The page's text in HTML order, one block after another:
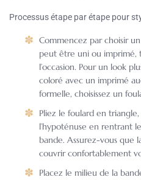
Processus étape par étape pour
Commencez par choisir
peut être uni ou
l’occasion. Pour un look
coloré avec un imprimé
formelle, choisissez un
Pliez le foulard en
l’hypoténuse en rentrant
bande. Assurez-vous que
couvrir confortablement
Placez le milieu de la